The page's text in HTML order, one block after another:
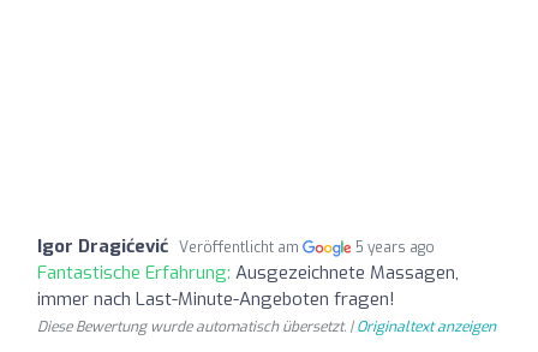
Igor Dragićević Veröffentlicht am 5 years ago
Fantastische Erfahrung: Ausgezeichnete Massagen,
immer nach Last-Minute-Angeboten fragen!
Diese Bewertung wurde automatisch übersetzt. |Originaltext anzeigen